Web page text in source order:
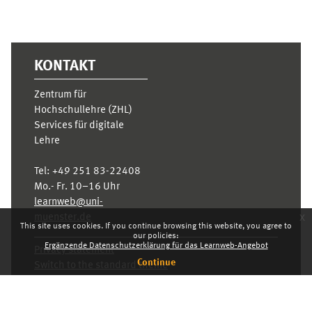
This site uses cookies. If you continue browsing this website, you agree to
our policies:
Ergänzende Datenschutzerklärung für das Learnweb-Angebot
Continue
x
KONTAKT
Zentrum für
Hochschullehre (ZHL)
Services für digitale
Lehre
Tel: +49 251 83-22408
Mo.- Fr. 10–16 Uhr
learnweb@uni-
Privacy statement
Switch to the standard theme